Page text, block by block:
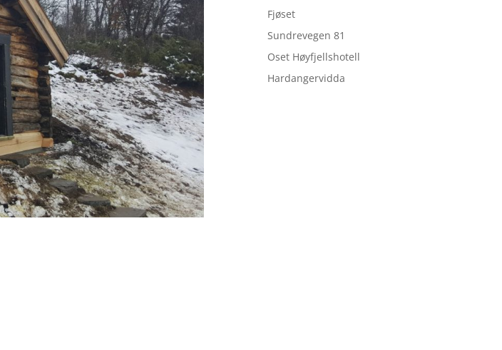
Fjøset
Sundrevegen 81
Oset Høyfjellshotell
Hardangervidda